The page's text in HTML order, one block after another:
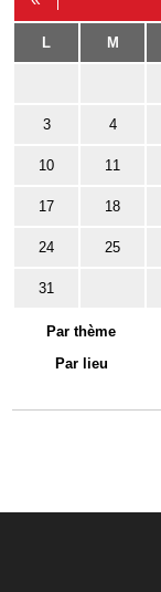
L M
3 4
10 11
17 18
24 25
31
Par thème
Par lieu